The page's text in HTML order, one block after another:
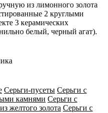
из лимонного золота
2 круглыми
3 керамических
белый, черный агат).
Серьги-пусеты Серьги с
камнями Серьги с
желтого золота Серьги с